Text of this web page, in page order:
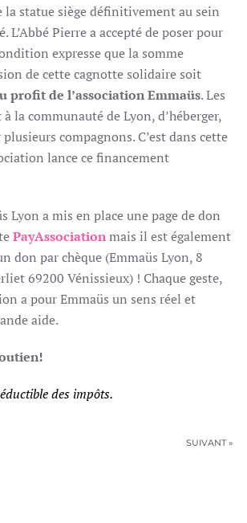
la statue siège définitivement au sein
L’Abbé Pierre a accepté de poser pour
expresse que la somme
de cette cagnotte solidaire soit
profit de l’association Emmaüs. Les
la communauté de Lyon, d’héberger,
compagnons. C’est dans cette
lance ce financement
Lyon a mis en place une page de don
PayAssociationmais il est également
don par chèque (Emmaüs Lyon, 8
69200 Vénissieux) ! Chaque geste,
a pour Emmaüs un sens réel et
aide.
des impôts.
SUIVANT »